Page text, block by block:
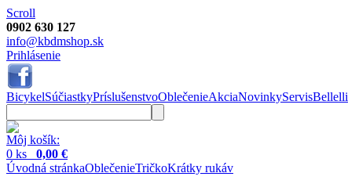
Scroll
0902 630 127
info@kbdmshop.sk
Prihlásenie
BicykelSúčiastkyPríslušenstvoOblečenieAkciaNovinkyServisBellelli
Môj košík:
0 ks 0,00 €
Úvodná stránkaOblečenieTričkoKrátky rukáv